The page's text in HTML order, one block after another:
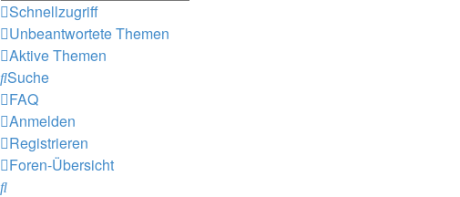
Schnellzugriff
Unbeantwortete Themen
Aktive Themen
Suche
FAQ
Anmelden
Registrieren
Foren-Übersicht
Suche